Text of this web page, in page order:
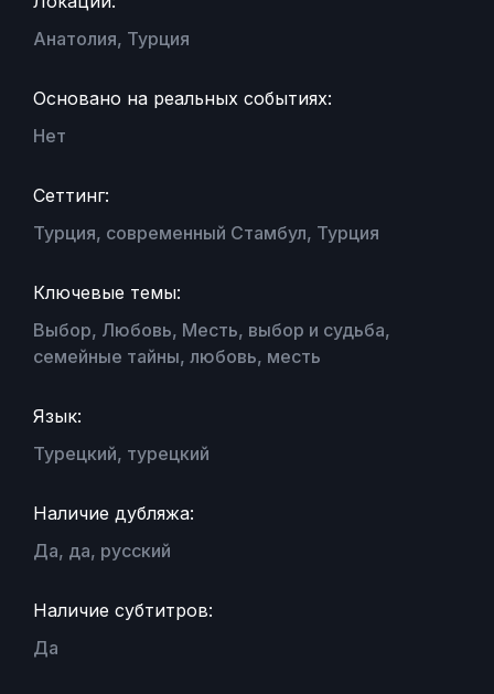
Анатолия, Турция
Основано на реальных событиях:
Нет
Сеттинг:
Турция, современный Стамбул, Турция
Ключевые темы:
Выбор, Любовь, Месть, выбор и судьба,
семейные тайны, любовь, месть
Язык:
Турецкий, турецкий
Наличие дубляжа:
Да, да, русский
Наличие субтитров:
Да